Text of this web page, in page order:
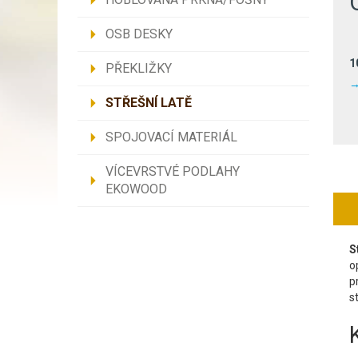
OSB DESKY
PŘEKLIŽKY
STŘEŠNÍ LATĚ
SPOJOVACÍ MATERIÁL
VÍCEVRSTVÉ PODLAHY
EKOWOOD